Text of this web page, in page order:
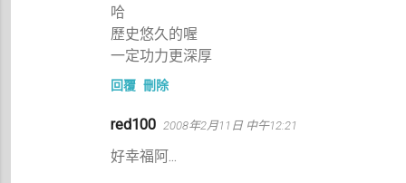
哈
歷史悠久的喔
一定功力更深厚
回覆 刪除
red100 2008年2月11日 中午12:21
好幸福阿...